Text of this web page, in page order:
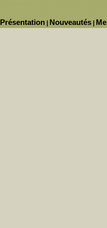
Nouveautés
Présentation